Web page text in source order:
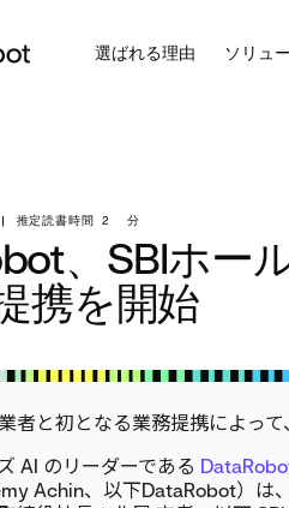
選ばれる理由 ソリュ
推定読書時間 2 分
、SBIホー
携を開始
者と初となる業務提携によっ
AI のリーダーである
Achin、以下DataRobot）は